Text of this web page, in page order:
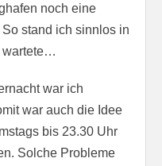
noch eine
stand ich sinnlos in
wartete…
war ich
war auch die Idee
bis 23.30 Uhr
Solche Probleme